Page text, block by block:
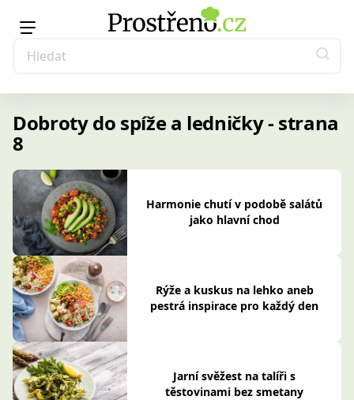
Dobroty do spíže a ledničky - strana
8
Harmonie chutí v podobě salátů
jako hlavní chod
Rýže a kuskus na lehko aneb
pestrá inspirace pro každý den
Jarní svěžest na talíři s
těstovinami bez smetany